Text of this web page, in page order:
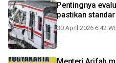
Pentingnya
pastikan
30 April 2026 6:42